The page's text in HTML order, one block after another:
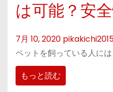
は可能？安
7月 10, 2020
ペットを飼っている人に
もっと読む